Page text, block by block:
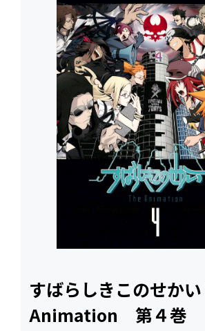
すばらしきこのせか
Animation 第４巻